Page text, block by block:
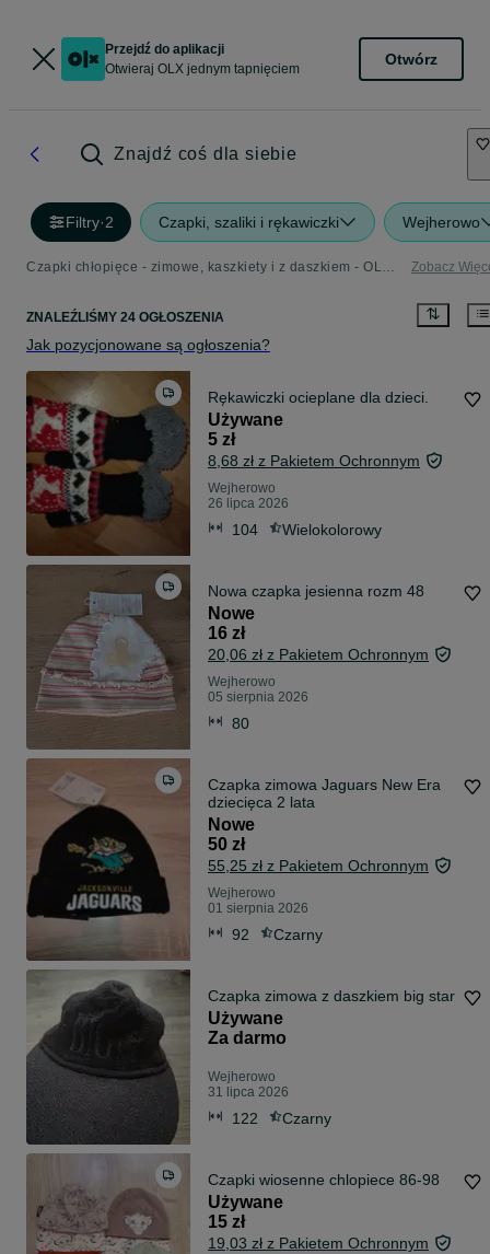
Przejdź do aplikacji
Otwieraj OLX jednym tapnięciem
Otwórz
Znajdź coś dla siebie
Filtry·2 Czapki, szaliki i rękawiczki Wejherowo
Czapki chłopięce - zimowe, kaszkiety i z daszkiem - OLX.pl Zobacz
ZNALEŹLIŚMY 24 OGŁOSZENIA
Jak pozycjonowane są ogłoszenia?
Rękawiczki ocieplane dla dzieci.
Używane
5 zł
8,68 zł z Pakietem Ochronnym
Wejherowo
26 lipca 2026
104 Wielokolorowy
Nowa czapka jesienna rozm 48
Nowe
16 zł
20,06 zł z Pakietem Ochronnym
Wejherowo
05 sierpnia 2026
80
Czapka zimowa Jaguars New Era
dziecięca 2 lata
Nowe
50 zł
55,25 zł z Pakietem Ochronnym
Wejherowo
01 sierpnia 2026
92 Czarny
Czapka zimowa z daszkiem big star
Używane
Za darmo
Wejherowo
31 lipca 2026
122 Czarny
Czapki wiosenne chlopiece 86-98
Używane
15 zł
19,03 zł z Pakietem Ochronnym